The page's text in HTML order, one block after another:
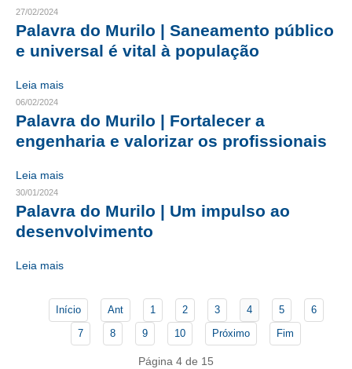
CONTATO
SEESP EDUCAÇÃO
BENEFÍCIOS
APOSENTADORIA
SEESPPREV
27/02/2024
Palavra do Murilo | Saneamento público
e universal é vital à população
Leia mais
06/02/2024
Palavra do Murilo | Fortalecer a
engenharia e valorizar os profissionais
Leia mais
30/01/2024
Palavra do Murilo | Um impulso ao
desenvolvimento
Leia mais
Início Ant 1 2 3 4 5
6
7
8 9 10 Próximo Fim
Página 4 de 15